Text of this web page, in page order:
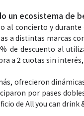
un ecosistema de
al concierto y
a distintas marcas
de descuento al
a 2 cuotas sin
ofrecieron
por pases
de All you can drink